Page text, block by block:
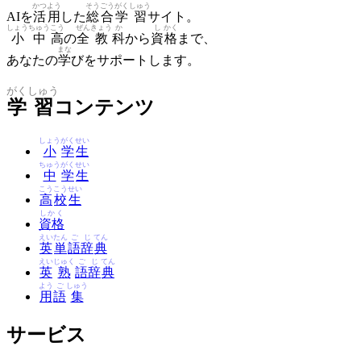
AIを活
かつ
用
よう
した総
そう
合
ごう
学
がく
習
しゅう
サイト。
小
しょう
中
ちゅう
高
こう
の全
ぜん
教
きょう
科
か
から資
し
格
かく
まで、
あなたの学
まな
びをサポートします。
学
がく
習
しゅう
コンテンツ
小
しょう
学
がく
生
せい
中
ちゅう
学
がく
生
せい
高
こう
校
こう
生
せい
資格
しかく
英
えい
単
たん
語
ご
辞
じ
典
てん
英
えい
熟
じゅく
語
ご
辞
じ
典
てん
用
よう
語
ご
集
しゅう
サービス